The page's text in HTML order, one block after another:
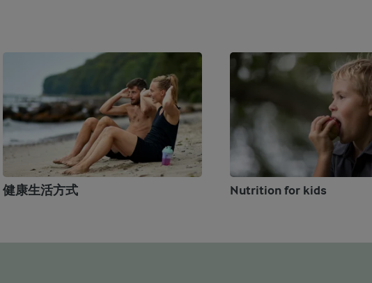
健康生活方式 Nutrition for kids